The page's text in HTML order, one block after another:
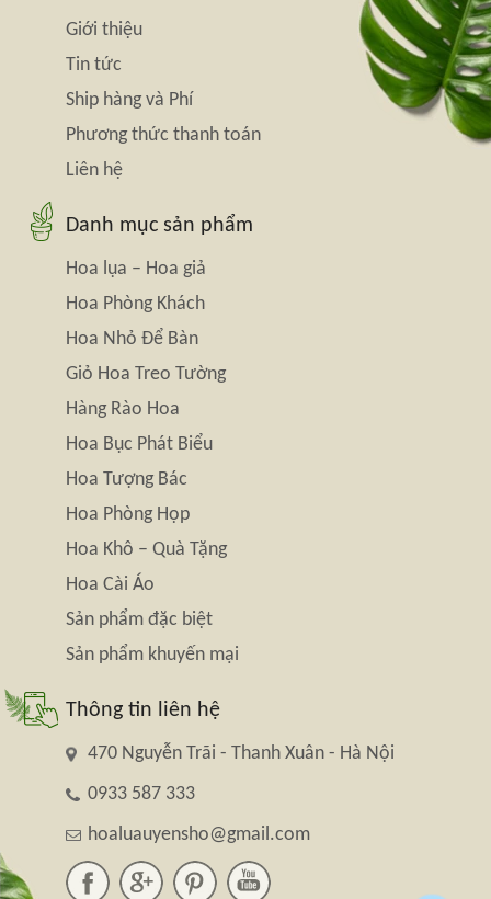
Giới thiệu
Tin tức
Ship hàng và Phí
Phương thức thanh toán
Liên hệ
Danh mục sản phẩm
Hoa lụa – Hoa giả
Hoa Phòng Khách
Hoa Nhỏ Để Bàn
Giỏ Hoa Treo Tường
Hàng Rào Hoa
Hoa Bục Phát Biểu
Hoa Tượng Bác
Hoa Phòng Họp
Hoa Khô – Quà Tặng
Hoa Cài Áo
Sản phẩm đặc biệt
Sản phẩm khuyến mại
Thông tin liên hệ
470 Nguyễn Trãi - Thanh Xuân - Hà Nội
0933 587 333
hoaluauyensho@gmail.com